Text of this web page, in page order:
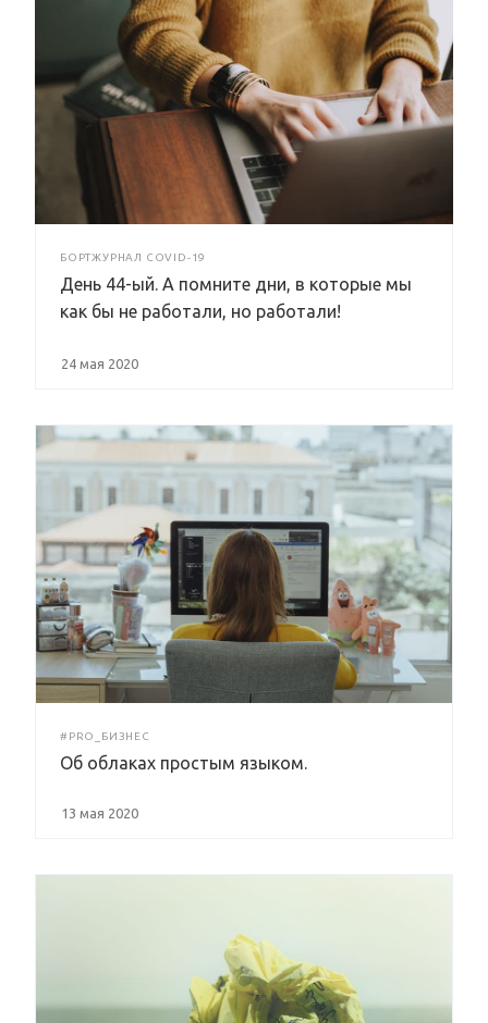
БОРТЖУРНАЛ COVID-19
День 44-ый. А помните дни, в которые мы
как бы не работали, но работали!
24 мая 2020
#PRO_БИЗНЕС
Об облаках простым языком.
13 мая 2020